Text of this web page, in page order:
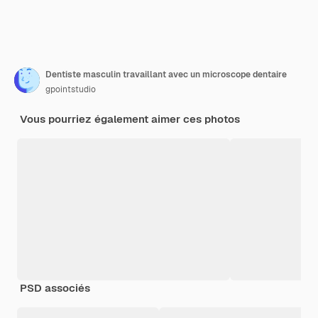
Dentiste masculin travaillant avec un microscope dentaire
gpointstudio
Vous pourriez également aimer ces photos
PSD associés